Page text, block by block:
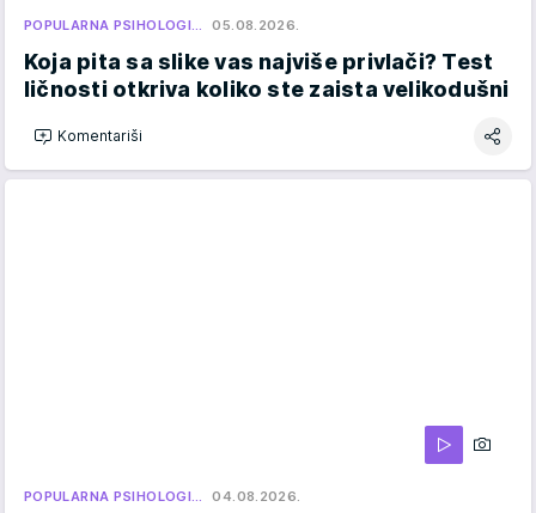
POPULARNA PSIHOLOGI… 05.08.2026.
Koja pita sa slike vas najviše privlači? Test
ličnosti otkriva koliko ste zaista velikodušni
Komentariši
POPULARNA PSIHOLOGI… 04.08.2026.